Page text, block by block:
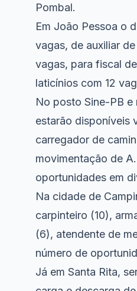
Pombal.
Em João Pessoa o
vagas, de auxiliar
vagas, para fiscal
laticínios com 12
No posto Sine-PB
estarão disponíveis
carregador de
movimentação de
oportunidades em
Na cidade de
carpinteiro (10),
(6), atendente de
número de
Já em Santa Rita,